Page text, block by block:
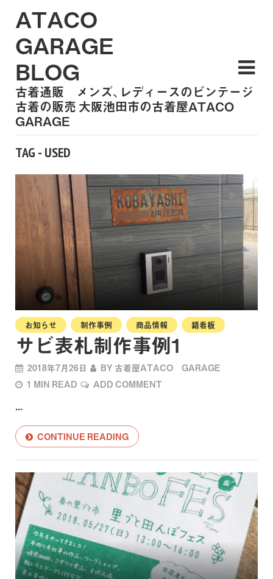
ATACO
GARAGE
BLOG
古着通販 メンズ、レディースのビンテージ
古着の販売 大阪池田市の古着屋ATACO
GARAGE
TAG - USED
お知らせ 制作事例 商品情報 錆看板
サビ表札制作事例1
2018年7月26日 BY 古着屋ATACO GARAGE
1 MIN READ
ADD COMMENT
...
CONTINUE READING